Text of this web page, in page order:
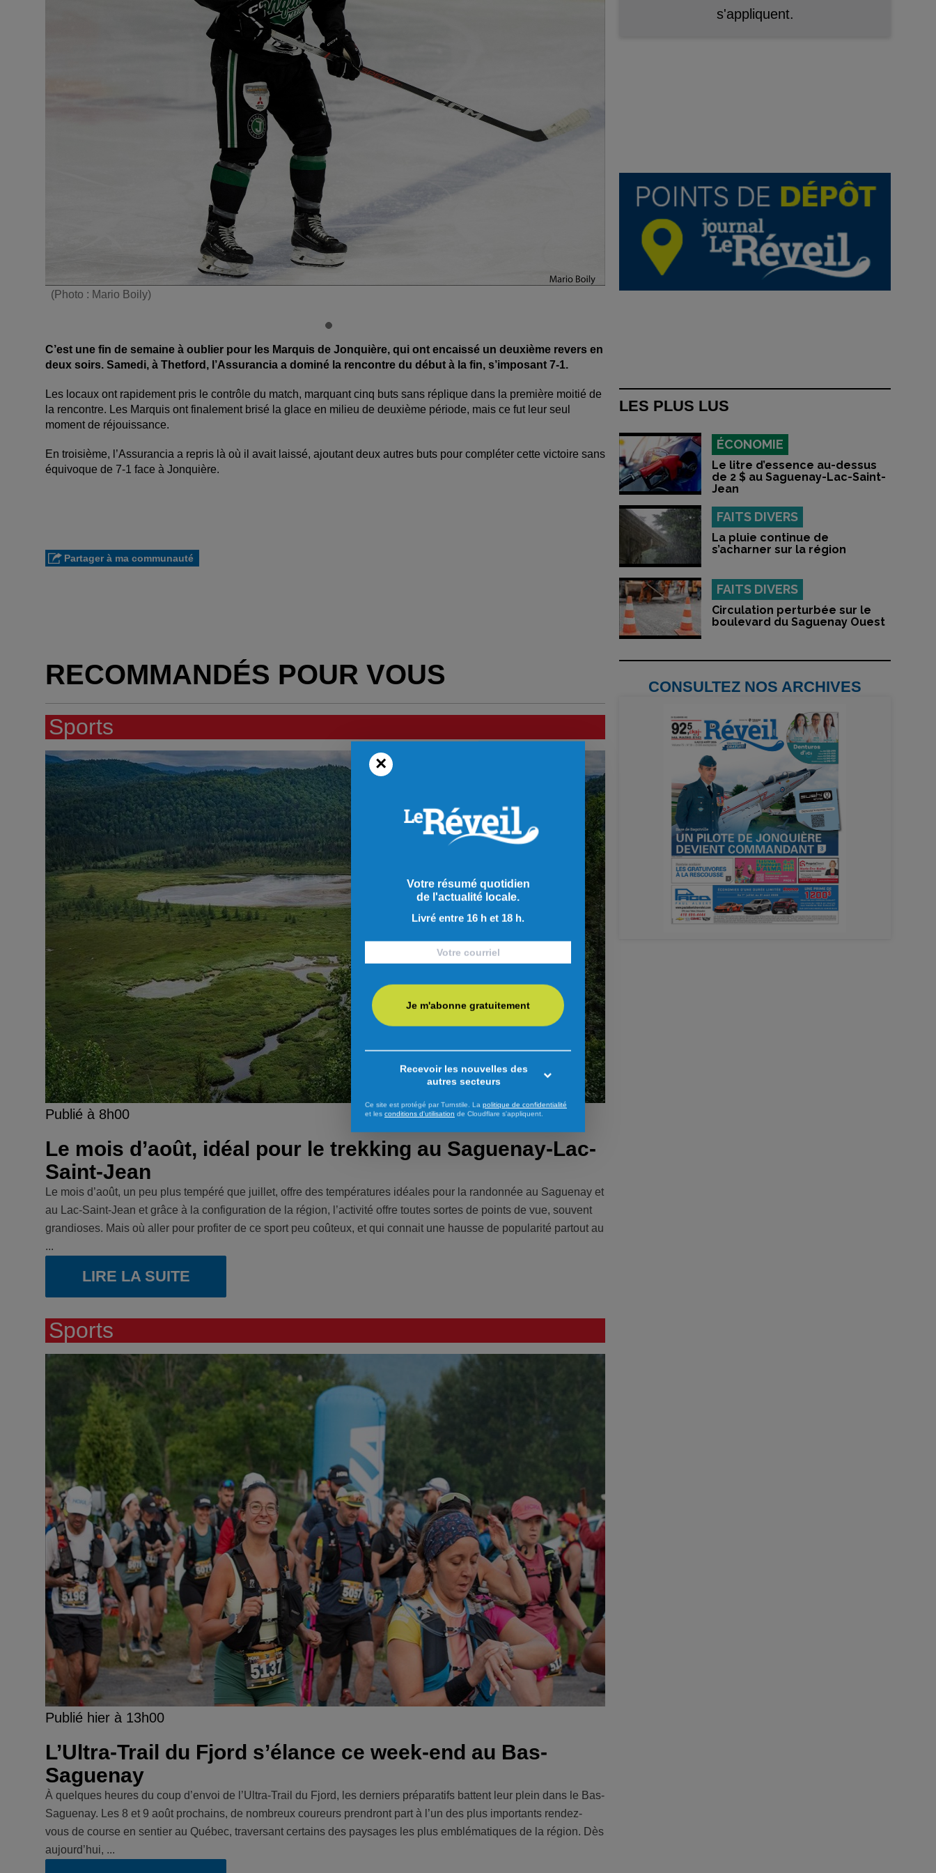
(Photo : Mario Boily)
C’est une fin de semaine à oublier pour les Marquis de Jonquière, qui ont encaissé un deuxième revers en
deux soirs. Samedi, à Thetford, l’Assurancia a dominé la rencontre du début à la fin, s’imposant 7-1.
Les locaux ont rapidement pris le contrôle du match, marquant cinq buts sans réplique dans la première moitié de
la rencontre. Les Marquis ont finalement brisé la glace en milieu de deuxième période, mais ce fut leur seul
moment de réjouissance.
En troisième, l’Assurancia a repris là où il avait laissé, ajoutant deux autres buts pour compléter cette victoire sans
équivoque de 7-1 face à Jonquière.
Partager à ma communauté
RECOMMANDÉS POUR VOUS
Sports
Publié à 8h00
Le mois d’août, idéal pour le trekking au Saguenay-Lac-
Saint-Jean
Le mois d’août, un peu plus tempéré que juillet, offre des températures idéales pour la randonnée au Saguenay et
au Lac-Saint-Jean et grâce à la configuration de la région, l’activité offre toutes sortes de points de vue, souvent
grandioses. Mais où aller pour profiter de ce sport peu coûteux, et qui connait une hausse de popularité partout au
...
LIRE LA SUITE
Sports
Publié hier à 13h00
L’Ultra-Trail du Fjord s’élance ce week-end au Bas-
Saguenay
À quelques heures du coup d’envoi de l’Ultra-Trail du Fjord, les derniers préparatifs battent leur plein dans le Bas-
Saguenay. Les 8 et 9 août prochains, de nombreux coureurs prendront part à l’un des plus importants rendez-
vous de course en sentier au Québec, traversant certains des paysages les plus emblématiques de la région. Dès
aujourd’hui, ...
s'appliquent.
LES PLUS LUS
ÉCONOMIE
Le litre d’essence au-dessus
de 2 $ au Saguenay-Lac-Saint-
Jean
FAITS DIVERS
La pluie continue de
s’acharner sur la région
FAITS DIVERS
Circulation perturbée sur le
boulevard du Saguenay Ouest
CONSULTEZ NOS ARCHIVES
×
Votre résumé quotidien
de l'actualité locale.
Livré entre 16 h et 18 h.
Je m'abonne gratuitement
Recevoir les nouvelles des
autres secteurs
Ce site est protégé par Turnstile. La politique de confidentialité
et les conditions d'utilisation de Cloudflare s'appliquent.